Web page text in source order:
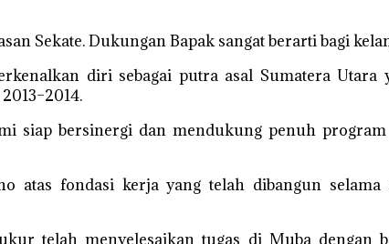
Sekate. Dukungan Bapak sangat berarti bagi
diri sebagai putra asal Sumatera
siap bersinergi dan mendukung penuh
atas fondasi kerja yang telah dibangun
telah menyelesaikan tugas di Muba dengan